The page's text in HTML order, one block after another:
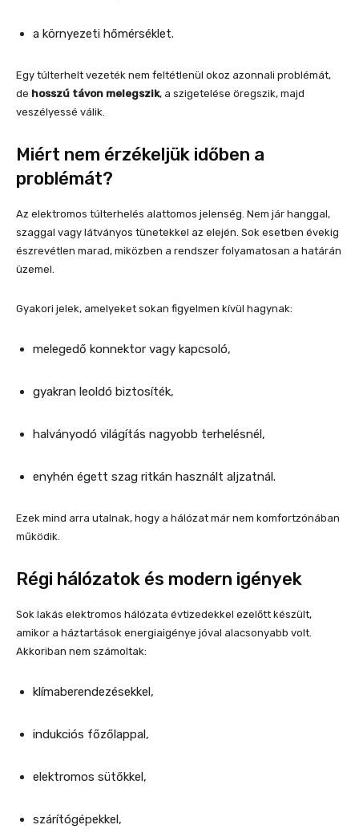
a környezeti hőmérséklet.
Egy túlterhelt vezeték nem feltétlenül okoz azonnali problémát,
de hosszú távon melegszik, a szigetelése öregszik, majd
veszélyessé válik.
Miért nem érzékeljük időben a
problémát?
Az elektromos túlterhelés alattomos jelenség. Nem jár hanggal,
szaggal vagy látványos tünetekkel az elején. Sok esetben évekig
észrevétlen marad, miközben a rendszer folyamatosan a határán
üzemel.
Gyakori jelek, amelyeket sokan figyelmen kívül hagynak:
melegedő konnektor vagy kapcsoló,
gyakran leoldó biztosíték,
halványodó világítás nagyobb terhelésnél,
enyhén égett szag ritkán használt aljzatnál.
Ezek mind arra utalnak, hogy a hálózat már nem komfortzónában
működik.
Régi hálózatok és modern igények
Sok lakás elektromos hálózata évtizedekkel ezelőtt készült,
amikor a háztartások energiaigénye jóval alacsonyabb volt.
Akkoriban nem számoltak:
klímaberendezésekkel,
indukciós főzőlappal,
elektromos sütőkkel,
szárítógépekkel,